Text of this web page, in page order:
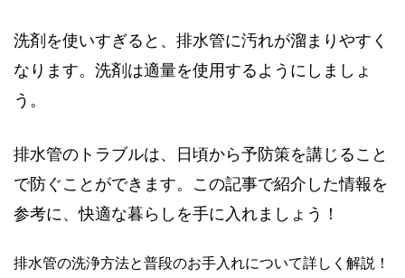
洗剤を使いすぎると、排水管に汚れが溜まりやすく
なります。洗剤は適量を使用するようにしましょ
う。
排水管のトラブルは、日頃から予防策を講じること
で防ぐことができます。この記事で紹介した情報を
参考に、快適な暮らしを手に入れましょう！
排水管の洗浄方法と普段のお手入れについて詳しく解説！